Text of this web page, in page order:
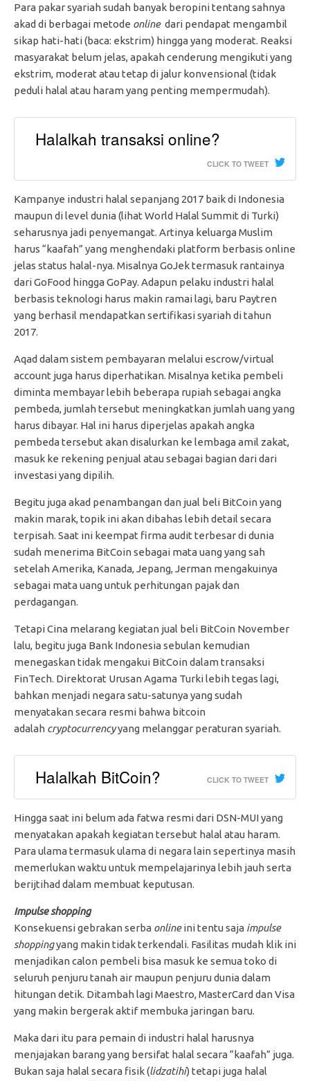
Para pakar syariah sudah banyak beropini tentang sahnya
akad di berbagai metode onlinedari pendapat mengambil
sikap hati-hati (baca: ekstrim) hingga yang moderat. Reaksi
masyarakat belum jelas, apakah cenderung mengikuti yang
ekstrim, moderat atau tetap di jalur konvensional (tidak
peduli halal atau haram yang penting mempermudah).
Halalkah transaksi online?
CLICK TO TWEET
Kampanye industri halal sepanjang 2017 baik di Indonesia
maupun di level dunia (lihat World Halal Summit di Turki)
seharusnya jadi penyemangat. Artinya keluarga Muslim
harus “kaafah” yang menghendaki platform berbasis online
jelas status halal-nya. Misalnya GoJek termasuk rantainya
dari GoFood hingga GoPay. Adapun pelaku industri halal
berbasis teknologi harus makin ramai lagi, baru Paytren
yang berhasil mendapatkan sertifikasi syariah di tahun
2017.
Aqad dalam sistem pembayaran melalui escrow/virtual
account juga harus diperhatikan. Misalnya ketika pembeli
diminta membayar lebih beberapa rupiah sebagai angka
pembeda, jumlah tersebut meningkatkan jumlah uang yang
harus dibayar. Hal ini harus diperjelas apakah angka
pembeda tersebut akan disalurkan ke lembaga amil zakat,
masuk ke rekening penjual atau sebagai bagian dari dari
investasi yang dipilih.
Begitu juga akad penambangan dan jual beli BitCoin yang
makin marak, topik ini akan dibahas lebih detail secara
terpisah. Saat ini keempat firma audit terbesar di dunia
sudah menerima BitCoin sebagai mata uang yang sah
setelah Amerika, Kanada, Jepang, Jerman mengakuinya
sebagai mata uang untuk perhitungan pajak dan
perdagangan.
Tetapi Cina melarang kegiatan jual beli BitCoin November
lalu, begitu juga Bank Indonesia sebulan kemudian
menegaskan tidak mengakui BitCoin dalam transaksi
FinTech. Direktorat Urusan Agama Turki lebih tegas lagi,
bahkan menjadi negara satu-satunya yang sudah
menyatakan secara resmi bahwa bitcoin
adalah cryptocurrencyyang melanggar peraturan syariah.
Halalkah BitCoin? CLICK TO TWEET
Hingga saat ini belum ada fatwa resmi dari DSN-MUI yang
menyatakan apakah kegiatan tersebut halal atau haram.
Para ulama termasuk ulama di negara lain sepertinya masih
memerlukan waktu untuk mempelajarinya lebih jauh serta
berijtihad dalam membuat keputusan.
Impulse shopping
Konsekuensi gebrakan serba onlineini tentu saja impulse
shoppingyang makin tidak terkendali. Fasilitas mudah klik ini
menjadikan calon pembeli bisa masuk ke semua toko di
seluruh penjuru tanah air maupun penjuru dunia dalam
hitungan detik. Ditambah lagi Maestro, MasterCard dan Visa
yang makin bergerak aktif membuka jaringan baru.
Maka dari itu para pemain di industri halal harusnya
menjajakan barang yang bersifat halal secara “kaafah” juga.
Bukan saja halal secara fisik (lidzatihi) tetapi juga halal